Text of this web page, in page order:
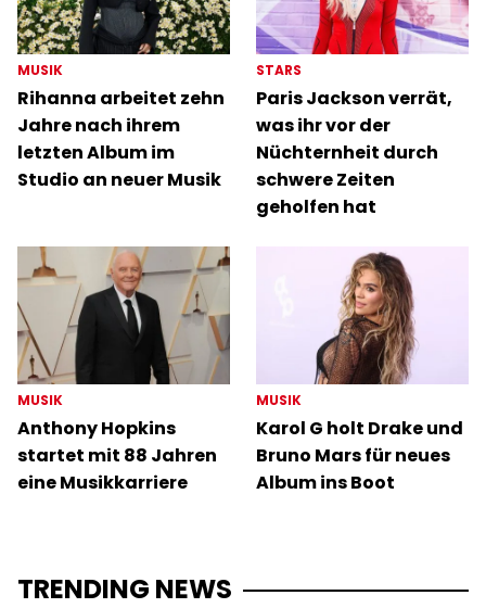
MUSIK
Rihanna arbeitet zehn
Jahre nach ihrem
letzten Album im
Studio an neuer Musik
STARS
Paris Jackson verrät,
was ihr vor der
Nüchternheit durch
schwere Zeiten
geholfen hat
MUSIK
Anthony Hopkins
startet mit 88 Jahren
eine Musikkarriere
MUSIK
Karol G holt Drake und
Bruno Mars für neues
Album ins Boot
TRENDING NEWS